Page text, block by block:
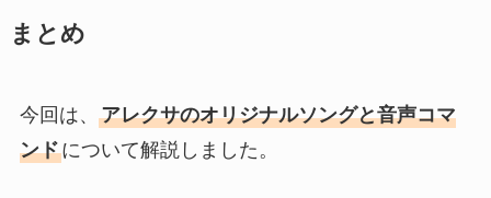
まとめ
今回は、 アレクサのオリジナルソングと音声コマ
ンドについて解説しました。